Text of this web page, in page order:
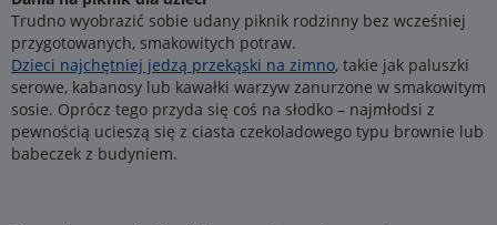
Trudno wyobrazić sobie udany piknik rodzinny bez wcześniej
przygotowanych, smakowitych potraw.
Dzieci najchętniej jedzą przekąski na zimno, takie jak paluszki
serowe, kabanosy lub kawałki warzyw zanurzone w smakowitym
sosie. Oprócz tego przyda się coś na słodko – najmłodsi z
pewnością ucieszą się z ciasta czekoladowego typu brownie lub
babeczek z budyniem.